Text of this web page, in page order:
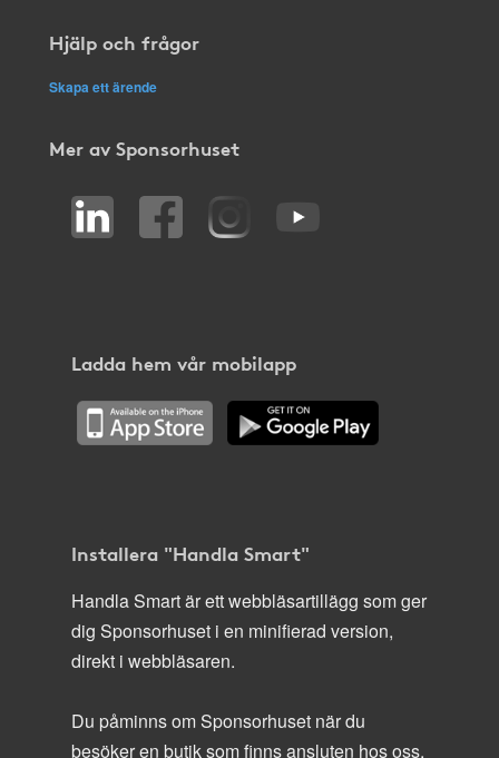
Hjälp och frågor
Skapa ett ärende
Mer av Sponsorhuset
Ladda hem vår mobilapp
Installera "Handla Smart"
Handla Smart är ett webbläsartillägg som ger
dig Sponsorhuset i en minifierad version,
direkt i webbläsaren.
Du påminns om Sponsorhuset när du
besöker en butik som finns ansluten hos oss.